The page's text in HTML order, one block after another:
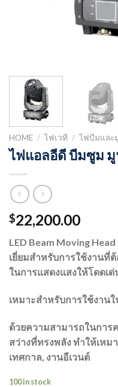
HOME / ไฟเวที / ไฟบีมและ
ไฟแอลอีดี บีมซูม มู
$22,200.00
LED Beam Moving
เยี่ยมสำหรับการใช้งานที่
ในการแสดงแสงให้โดดเ
เหมาะสำหรับการใช้งาน
ด้วยความสามารถในกา
สว่างที่ทรงพลัง ทำให้เหม
เทศกาล, งานอีเวนต์
100 in stock